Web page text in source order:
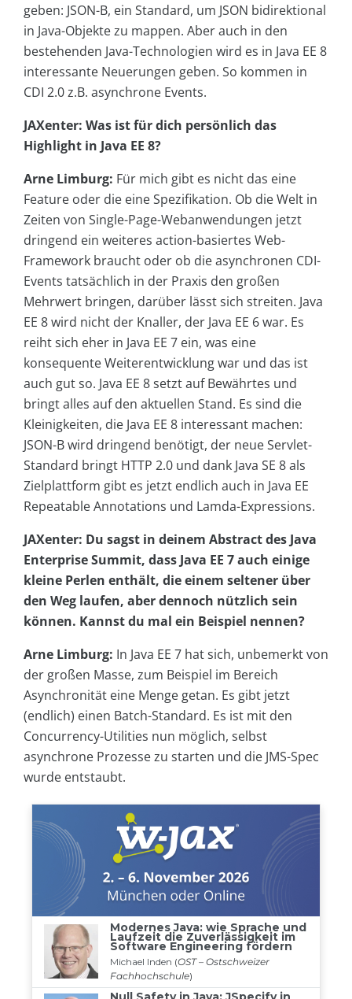
geben: JSON-B, ein Standard, um JSON bidirektional
in Java-Objekte zu mappen. Aber auch in den
bestehenden Java-Technologien wird es in Java EE 8
interessante Neuerungen geben. So kommen in
CDI 2.0 z.B. asynchrone Events.
JAXenter: Was ist für dich persönlich das
Highlight in Java EE 8?
Arne Limburg: Für mich gibt es nicht das eine
Feature oder die eine Spezifikation. Ob die Welt in
Zeiten von Single-Page-Webanwendungen jetzt
dringend ein weiteres action-basiertes Web-
Framework braucht oder ob die asynchronen CDI-
Events tatsächlich in der Praxis den großen
Mehrwert bringen, darüber lässt sich streiten. Java
EE 8 wird nicht der Knaller, der Java EE 6 war. Es
reiht sich eher in Java EE 7 ein, was eine
konsequente Weiterentwicklung war und das ist
auch gut so. Java EE 8 setzt auf Bewährtes und
bringt alles auf den aktuellen Stand. Es sind die
Kleinigkeiten, die Java EE 8 interessant machen:
JSON-B wird dringend benötigt, der neue Servlet-
Standard bringt HTTP 2.0 und dank Java SE 8 als
Zielplattform gibt es jetzt endlich auch in Java EE
Repeatable Annotations und Lamda-Expressions.
JAXenter: Du sagst in deinem Abstract des Java
Enterprise Summit, dass Java EE 7 auch einige
kleine Perlen enthält, die einem seltener über
den Weg laufen, aber dennoch nützlich sein
können. Kannst du mal ein Beispiel nennen?
Arne Limburg: In Java EE 7 hat sich, unbemerkt von
der großen Masse, zum Beispiel im Bereich
Asynchronität eine Menge getan. Es gibt jetzt
(endlich) einen Batch-Standard. Es ist mit den
Concurrency-Utilities nun möglich, selbst
asynchrone Prozesse zu starten und die JMS-Spec
wurde entstaubt.